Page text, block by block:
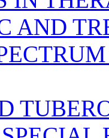
AND